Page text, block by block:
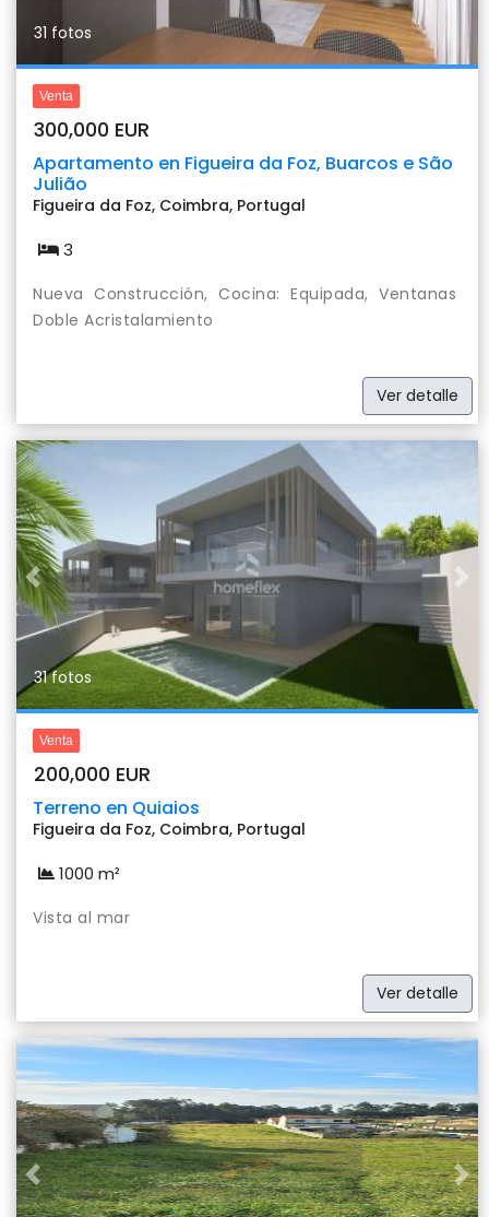
31 fotos
Venta
300,000 EUR
Apartamento en Figueira da Foz, Buarcos e São
Julião
Figueira da Foz, Coimbra, Portugal
3
Nueva Construcción, Cocina: Equipada, Ventanas
Doble Acristalamiento
Ver detalle
Previous
31 fotos
Venta
200,000 EUR
Terreno en Quiaios
Figueira da Foz, Coimbra, Portugal
1000 m²
Vista al mar
Ver detalle
Previous